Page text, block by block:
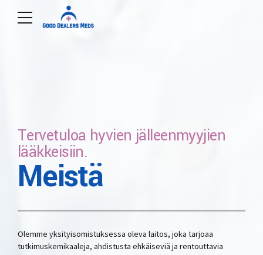
Tervetuloa hyvien jälleenmyyjien
lääkkeisiin.
Meistä
Olemme yksityisomistuksessa oleva laitos, joka tarjoaa
tutkimuskemikaaleja, ahdistusta ehkäiseviä ja rentouttavia